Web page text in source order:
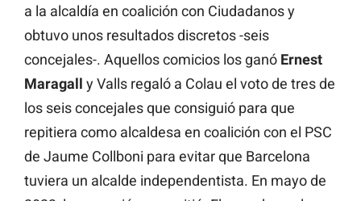
a la alcaldía en coalición con Ciudadanos y
obtuvo unos resultados discretos -seis
concejales-. Aquellos comicios los ganó Ernest
Maragall y Valls regaló a Colau el voto de tres de
los seis concejales que consiguió para que
repitiera como alcaldesa en coalición con el PSC
de Jaume Collboni para evitar que Barcelona
tuviera un alcalde independentista. En mayo de